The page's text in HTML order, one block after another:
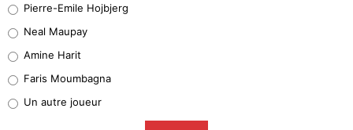
5%
1%
9%
Pierre-Emile Hojbjerg
Neal Maupay
Amine Harit
Faris Moumbagna
Un autre joueur